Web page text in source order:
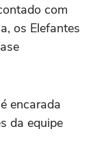
com
os Elefantes
encarada
da equipe